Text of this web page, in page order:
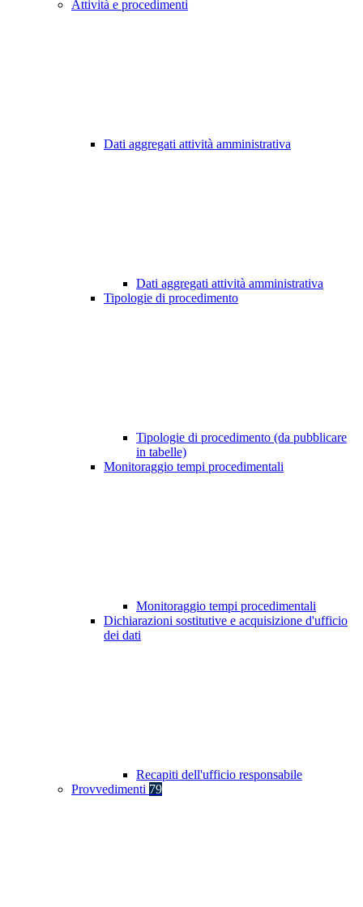
Attività e procedimenti
Dati aggregati attività amministrativa
Dati aggregati attività amministrativa
Tipologie di procedimento
Tipologie di procedimento (da pubblicare
in tabelle)
Monitoraggio tempi procedimentali
Monitoraggio tempi procedimentali
Dichiarazioni sostitutive e acquisizione d'ufficio
dei dati
Recapiti dell'ufficio responsabile
Provvedimenti 79